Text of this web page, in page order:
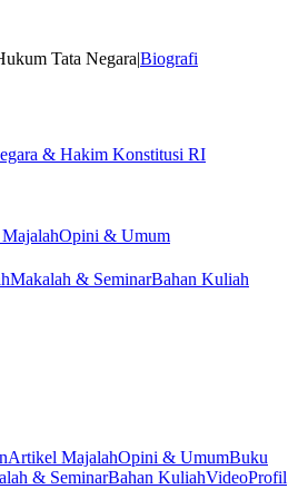
Tata Negara|Biografi
& Hakim Konstitusi RI
Opini & Umum
Makalah & SeminarBahan Kuliah
Artikel MajalahOpini & UmumBuku
& SeminarBahan KuliahVideoProfil